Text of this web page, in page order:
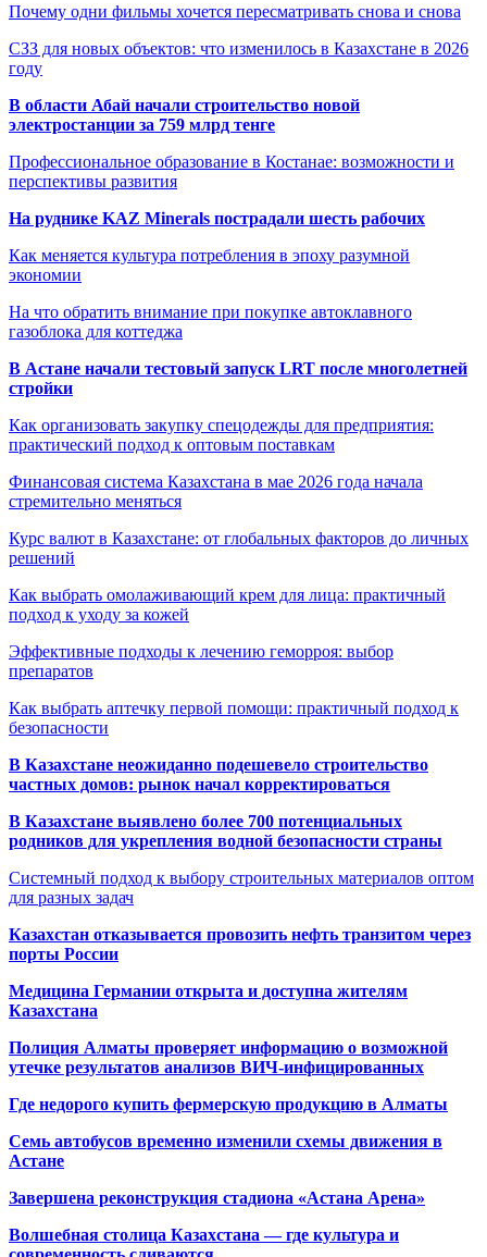
Почему одни фильмы хочется пересматривать снова и снова
СЗЗ для новых объектов: что изменилось в Казахстане в 2026
году
В области Абай начали строительство новой
электростанции за 759 млрд тенге
Профессиональное образование в Костанае: возможности и
перспективы развития
На руднике KAZ Minerals пострадали шесть рабочих
Как меняется культура потребления в эпоху разумной
экономии
На что обратить внимание при покупке автоклавного
газоблока для коттеджа
В Астане начали тестовый запуск LRT после многолетней
стройки
Как организовать закупку спецодежды для предприятия:
практический подход к оптовым поставкам
Финансовая система Казахстана в мае 2026 года начала
стремительно меняться
Курс валют в Казахстане: от глобальных факторов до личных
решений
Как выбрать омолаживающий крем для лица: практичный
подход к уходу за кожей
Эффективные подходы к лечению геморроя: выбор
препаратов
Как выбрать аптечку первой помощи: практичный подход к
безопасности
В Казахстане неожиданно подешевело строительство
частных домов: рынок начал корректироваться
В Казахстане выявлено более 700 потенциальных
родников для укрепления водной безопасности страны
Системный подход к выбору строительных материалов оптом
для разных задач
Казахстан отказывается провозить нефть транзитом через
порты России
Медицина Германии открыта и доступна жителям
Казахстана
Полиция Алматы проверяет информацию о возможной
утечке результатов анализов ВИЧ-инфицированных
Где недорого купить фермерскую продукцию в Алматы
Семь автобусов временно изменили схемы движения в
Астане
Завершена реконструкция стадиона «Астана Арена»
Волшебная столица Казахстана — где культура и